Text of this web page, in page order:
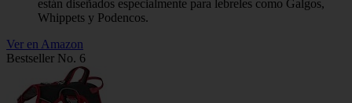
están diseñados especialmente para lebreles como Galgos,
Whippets y Podencos.
Ver en Amazon
Bestseller No. 6